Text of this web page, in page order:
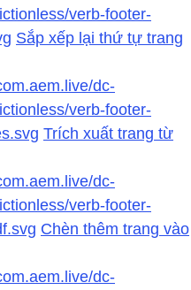
verb-footer-
Sắp xếp lại thứ tự trang
dc-
verb-footer-
Trích xuất trang từ
dc-
verb-footer-
Chèn thêm trang vào
dc-